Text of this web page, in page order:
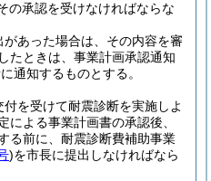
の承認を受けなければならな
あった場合は、その内容を審
たときは、事業計画承認通知
通知するものとする。
を受けて耐震診断を実施しよ
による事業計画書の承認後、
る前に、耐震診断費補助事業
)を市長に提出しなければなら